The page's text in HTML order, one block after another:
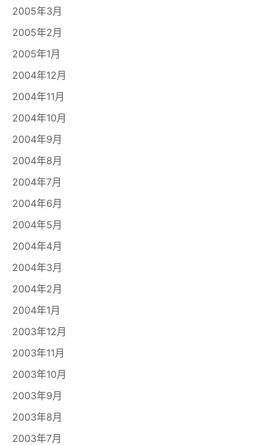
2005年3月
2005年2月
2005年1月
2004年12月
2004年11月
2004年10月
2004年9月
2004年8月
2004年7月
2004年6月
2004年5月
2004年4月
2004年3月
2004年2月
2004年1月
2003年12月
2003年11月
2003年10月
2003年9月
2003年8月
2003年7月